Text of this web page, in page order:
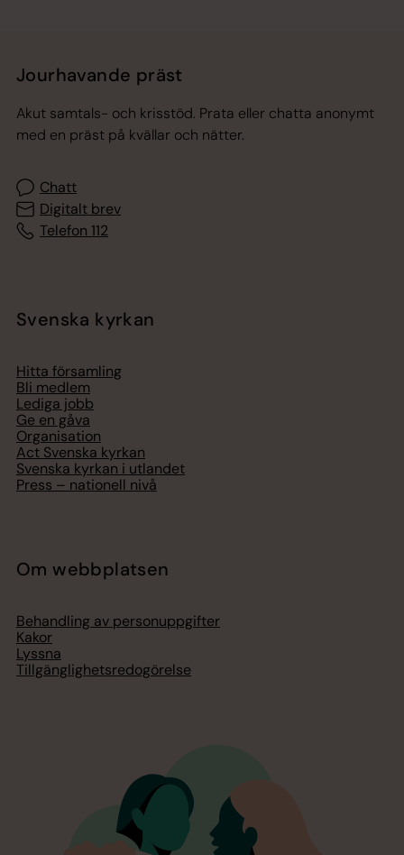
Jourhavande präst
Akut samtals- och krisstöd. Prata eller chatta anonymt
med en präst på kvällar och nätter.
Chatt
Digitalt brev
Telefon 112
Svenska kyrkan
Hitta församling
Bli medlem
Lediga jobb
Ge en gåva
Organisation
Act Svenska kyrkan
Svenska kyrkan i utlandet
Press – nationell nivå
Om webbplatsen
Behandling av personuppgifter
Kakor
Lyssna
Tillgänglighetsredogörelse